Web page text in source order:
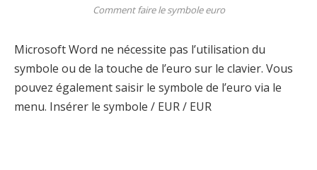
Comment faire le symbole euro
Microsoft Word ne nécessite pas l’utilisation du
symbole ou de la touche de l’euro sur le clavier. Vous
pouvez également saisir le symbole de l’euro via le
menu. Insérer le symbole / EUR / EUR